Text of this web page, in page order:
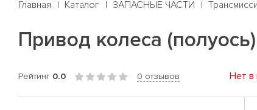
Главная Каталог ЗАПАСНЫЕ ЧАСТИ
Привод колеса
Рейтинг 0.0 0 отзывов Нет в